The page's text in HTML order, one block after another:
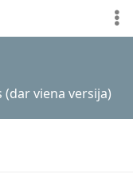
viena versija)